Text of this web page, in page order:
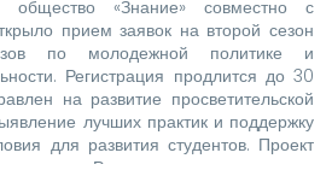
«Знание» совместно с
прием заявок на второй сезон
по молодежной политике и
Регистрация продлится до 30
на развитие просветительской
лучших практик и поддержку
для развития студентов. Проект
Росмолодежи в рамках